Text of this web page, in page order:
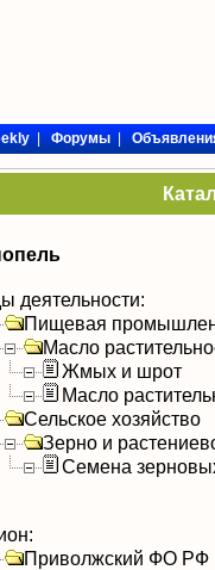
|Форумы|
деятельности:
Пищевая
Масло
Жмых и шрот
Масло
Сельское хозяйство
Зерно и
Семена
Приволжский ФО РФ